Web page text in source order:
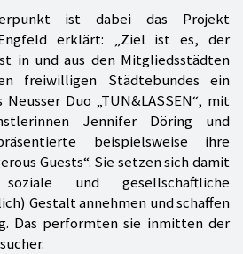
ist dabei das Projekt
Engfeld erklärt: „Ziel ist es, der
in und aus den Mitgliedsstädten
freiwilligen Städtebundes ein
Neusser Duo „TUN&LASSEN“, mit
Jennifer Döring und
beispielsweise ihre
Guests“. Sie setzen sich damit
und gesellschaftliche
Gestalt annehmen und schaffen
Das performten sie inmitten der